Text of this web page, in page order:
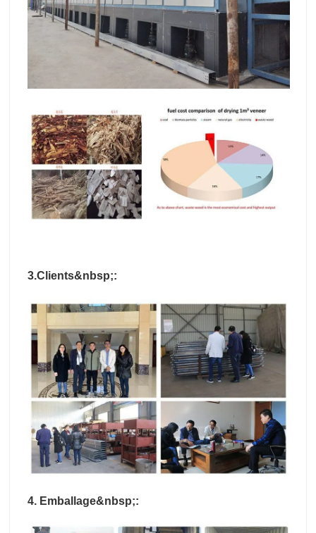
3.Clients&nbsp;:
4. Emballage&nbsp;: